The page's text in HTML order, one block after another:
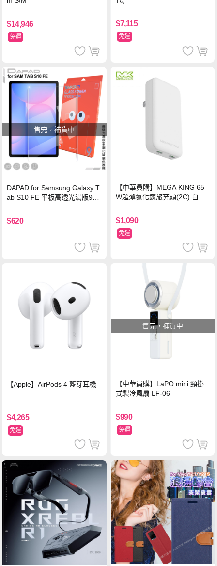
$14,946
免運
$7,115
免運
售完，補貨中
DAPAD for Samsung Galaxy T
ab S10 FE 平板高透光滿版9H
$620
【中華員購】MEGA KING 65
W超薄氮化鎵旅充頭(2C) 白
$1,090
免運
【Apple】AirPods 4 藍芽耳機
$4,265
免運
售完，補貨中
【中華員購】LaPO mini 頸掛
式製冷風扇 LF-06
$990
免運